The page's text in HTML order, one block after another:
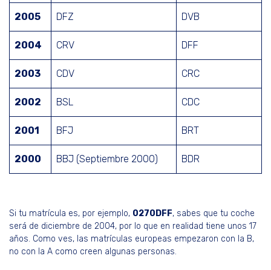
2005 DFZ DVB
2004 CRV DFF
2003 CDV CRC
2002 BSL CDC
2001 BFJ BRT
2000 BBJ (Septiembre 2000) BDR
Si tu matrícula es, por ejemplo, 0270DFF, sabes que tu coche
será de diciembre de 2004, por lo que en realidad tiene unos 17
años. Como ves, las matrículas europeas empezaron con la B,
no con la A como creen algunas personas.